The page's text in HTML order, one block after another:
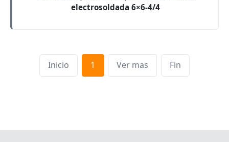
electrosoldada 6×6-4/4
Inicio 1 Ver mas Fin